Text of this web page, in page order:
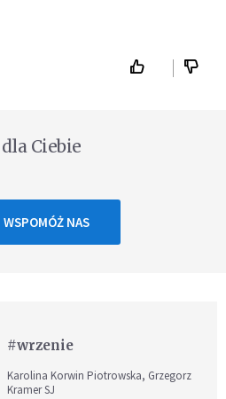
Ciebie
WSPOMÓŻ NAS
#wrzenie
Karolina Korwin Piotrowska, Grzegorz
Kramer SJ